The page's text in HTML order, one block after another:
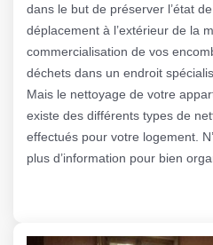
dans le but de préserver l’état
déplacement à l’extérieur de la
commercialisation de vos
déchets dans un endroit
Mais le nettoyage de votre
existe des différents types de
effectués pour votre logement.
plus d’information pour bien